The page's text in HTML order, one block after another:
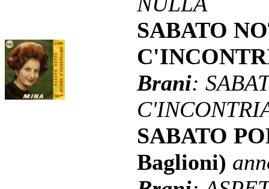
SABATO
Brani:
SABATO
Baglioni)